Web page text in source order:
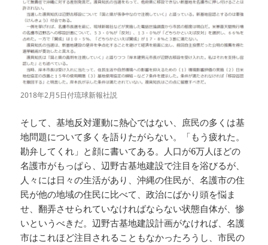
2018年2月5日付琉球新報社説
そして、基地反対運動に熱心ではない、庶民の多くは基
地問題について多くを語りたがらない。「もう疲れた。
勘弁してくれ」と顔に書いてある。人口が6万人ほどの
名護市がもっぱら、辺野古基地建設で注目を浴びるが、
人々には日々の生活があり、沖縄の住民が、名護市の住
民が他の地域の住民に比べて、政治にばかり頭を悩ま
せ、翻弄させられていなければならない状態自体が、惨
いというべきだ。辺野古基地建設計画がなければ、名護
市はこれほど注目されることもなかったろうし、市民の